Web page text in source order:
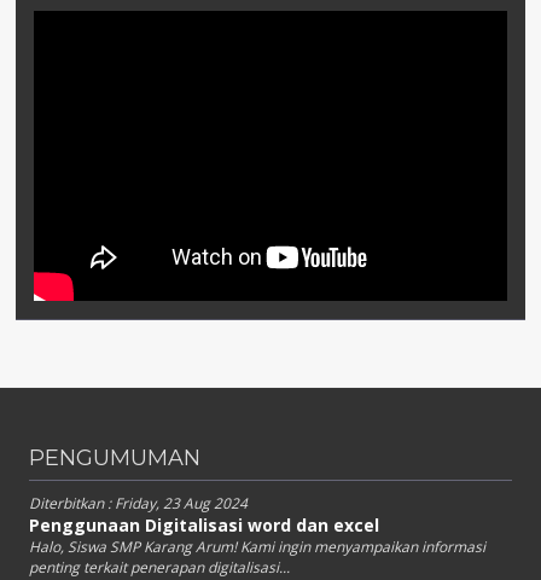
PENGUMUMAN
Diterbitkan :Friday, 23 Aug 2024
Penggunaan Digitalisasi word dan excel
Halo, Siswa SMP Karang Arum! Kami ingin menyampaikan informasi
penting terkait penerapan digitalisasi...